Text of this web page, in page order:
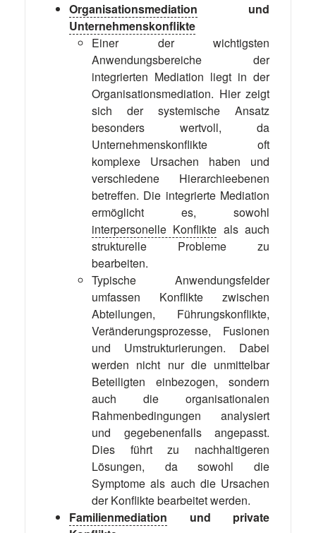
Organisationsmediation und
Unternehmenskonflikte
Einer der wichtigsten
Anwendungsbereiche der
integrierten Mediation liegt in der
Organisationsmediation. Hier zeigt
sich der systemische Ansatz
besonders wertvoll, da
Unternehmenskonflikte oft
komplexe Ursachen haben und
verschiedene Hierarchieebenen
betreffen. Die integrierte Mediation
ermöglicht es, sowohl
interpersonelle Konflikte als auch
strukturelle Probleme zu
bearbeiten.
Typische Anwendungsfelder
umfassen Konflikte zwischen
Abteilungen, Führungskonflikte,
Veränderungsprozesse, Fusionen
und Umstrukturierungen. Dabei
werden nicht nur die unmittelbar
Beteiligten einbezogen, sondern
auch die organisationalen
Rahmenbedingungen analysiert
und gegebenenfalls angepasst.
Dies führt zu nachhaltigeren
Lösungen, da sowohl die
Symptome als auch die Ursachen
der Konflikte bearbeitet werden.
Familienmediation und private